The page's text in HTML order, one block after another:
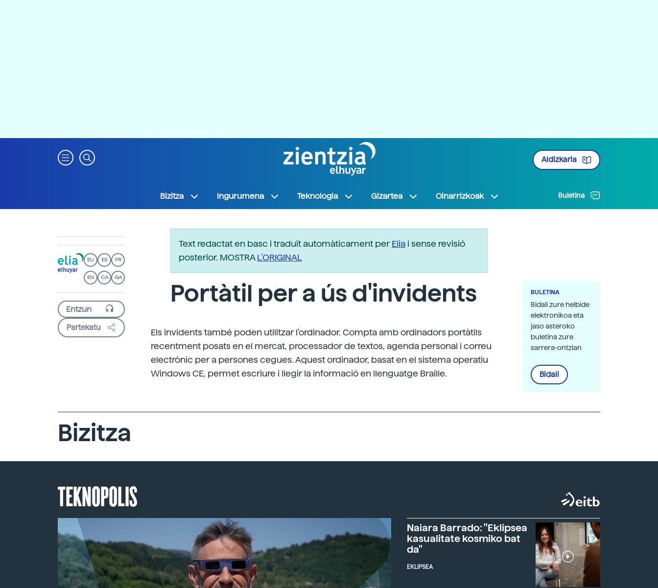
Aldizkaria
Bizitza Ingurumena Teknologia Gizartea Oinarrizkoak Buletina
EU ES FR
EN CA GA
Partekatu
Text redactat en basc i traduït automàticament perElia i sense revisió
posterior. MOSTRAL’ORIGINAL
Portàtil per a ús d'invidents
Els invidents també poden utilitzar l'ordinador. Compta amb ordinadors portàtils
recentment posats en el mercat, processador de textos, agenda personal i correu
electrònic per a persones cegues. Aquest ordinador, basat en el sistema operatiu
Windows CE, permet escriure i llegir la informació en llenguatge Braille.
BULETINA
Bidali zure helbide
elektronikoa eta
jaso asteroko
buletina zure
sarrera-ontzian
Bidali
Bizitza
TEKNOPOLIS
Naiara Barrado: "Eklipsea
kasualitate kosmiko bat
da"
EKLIPSEA